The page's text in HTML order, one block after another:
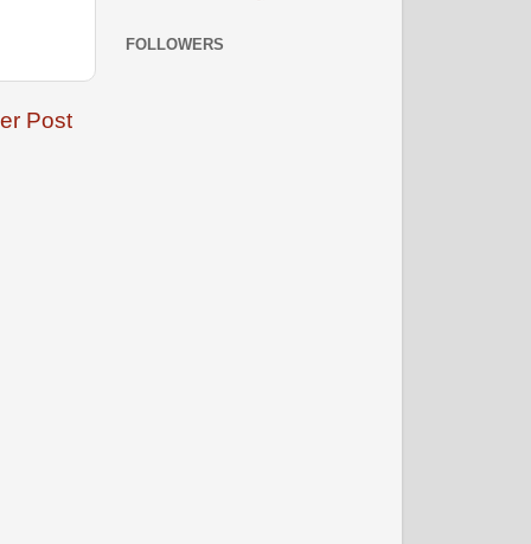
Post
FOLLOWERS